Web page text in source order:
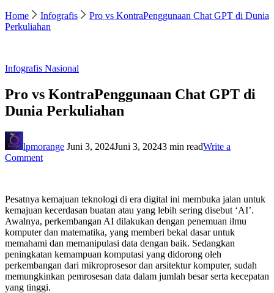
Home Infografis
Pro vs KontraPenggunaan Chat GPT di Dunia
Perkuliahan
Infografis Nasional
Pro vs KontraPenggunaan Chat GPT di
Dunia Perkuliahan
lpmorange Juni 3, 2024Juni 3, 20243 min readWrite a
Commenton
Chat
GPT
di
Dunia
Perkuliahan
Pesatnya kemajuan teknologi di era digital ini membuka jalan untuk
kemajuan kecerdasan buatan atau yang lebih sering disebut ‘AI’.
Awalnya, perkembangan AI dilakukan dengan penemuan ilmu
komputer dan matematika, yang memberi bekal dasar untuk
memahami dan memanipulasi data dengan baik. Sedangkan
peningkatan kemampuan komputasi yang didorong oleh
perkembangan dari mikroprosesor dan arsitektur komputer, sudah
memungkinkan pemrosesan data dalam jumlah besar serta kecepatan
yang tinggi.